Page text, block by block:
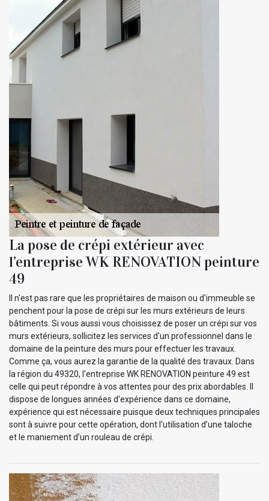
La pose de crépi extérieur avec
l’entreprise WK RENOVATION peinture
49
Il n'est pas rare que les propriétaires de maison ou d'immeuble se
penchent pour la pose de crépi sur les murs extérieurs de leurs
bâtiments. Si vous aussi vous choisissez de poser un crépi sur vos
murs extérieurs, sollicitez les services d'un professionnel dans le
domaine de la peinture des murs pour effectuer les travaux.
Comme ça, vous aurez la garantie de la qualité des travaux. Dans
la région du 49320, l'entreprise WK RENOVATION peinture 49 est
celle qui peut répondre à vos attentes pour des prix abordables. Il
dispose de longues années d'expérience dans ce domaine,
expérience qui est nécessaire puisque deux techniques principales
sont à suivre pour cette opération, dont l'utilisation d’une taloche
et le maniement d’un rouleau de crépi.